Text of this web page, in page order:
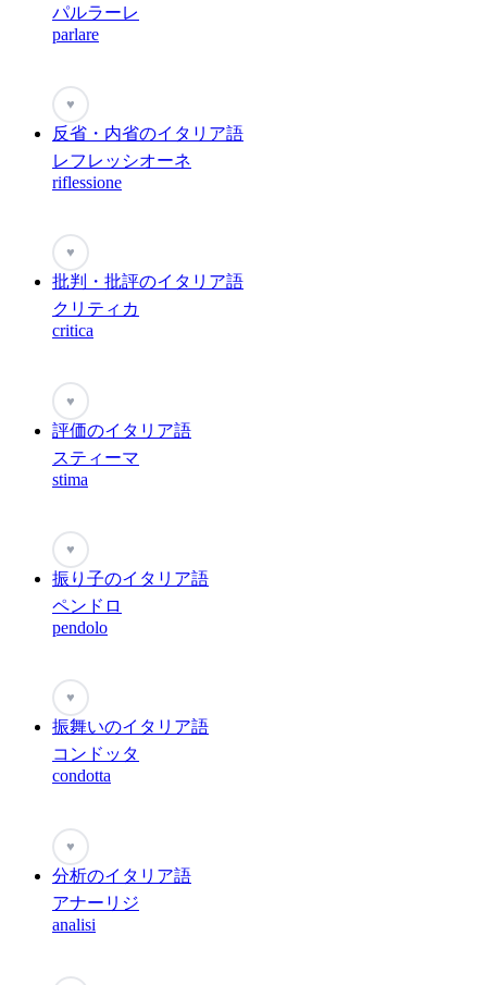
パルラーレ
parlare
♥
反省・内省のイタリア語
レフレッシオーネ
riflessione
♥
批判・批評のイタリア語
クリティカ
critica
♥
評価のイタリア語
スティーマ
stima
♥
振り子のイタリア語
ペンドロ
pendolo
♥
振舞いのイタリア語
コンドッタ
condotta
♥
分析のイタリア語
アナーリジ
analisi